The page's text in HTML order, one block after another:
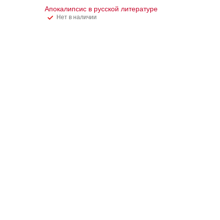
Апокалипсис в русской литературе
Нет в наличии